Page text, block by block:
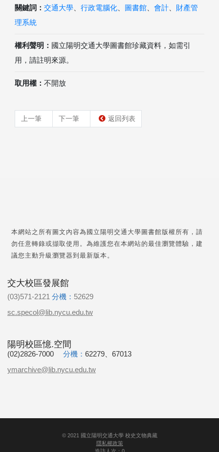
關鍵詞： 交通大學 行政電腦化 圖書館 會計
財產管
理系統
權利聲明： 國立陽明交通大學圖書館珍藏資料，如需引
用，請註明來源。
取用權： 不開放
上一筆 下一筆 返回列表
本網站之所有圖文內容為國立陽明交通大學圖書館版權所有，請
勿任意轉錄或擷取使用。為維護您在本網站的最佳瀏覽體驗，建
議您主動升級瀏覽器到最新版本。
交大校區發展館
(03)571-2121 分機： 52629
sc.specol@lib.nycu.edu.tw
陽明校區憶.空間
(02)2826-7000 分機： 62279、67013
ymarchive@lib.nycu.edu.tw
© 2021 國立陽明交通大學 校史文物典藏
隱私權政策